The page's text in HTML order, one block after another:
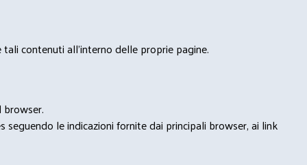
contenuti all'interno delle proprie pagine.
le indicazioni fornite dai principali browser, ai link